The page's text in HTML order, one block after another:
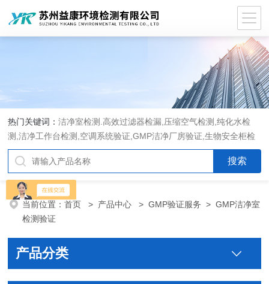
热门关键词：洁净室检测.高效过滤器检漏,压缩空气检测,纯化水检
测,洁净工作台检测,空调系统验证,GMP洁净厂房验证,生物安全柜检
测,洁净度检测,洁净室验收检测,GMP验证方案编写执行
当前位置：首页 > 产品中心 >GMP验证服务 >GMP洁净室
检测验证
产品分类